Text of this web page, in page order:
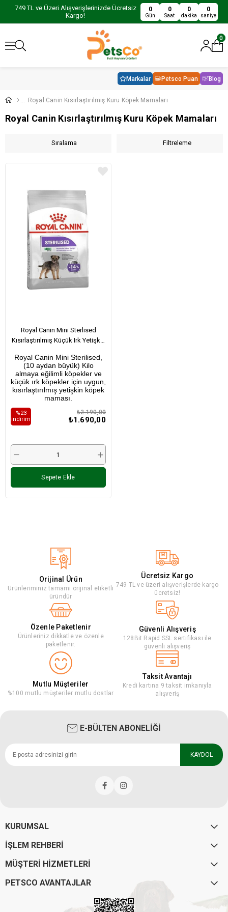
749 TL ve Üzeri Alışverişlerinizde Ücretsiz
Kargo!
0
Gün
0
Saat
0
dakika
0
saniye
0
Markalar Petsco Puan Blog
Royal Canin Kısırlaştırılmış Kuru Köpek Mamaları
Royal Canin Kısırlaştırılmış Kuru Köpek Mamaları
Filtreleme
Sıralama
Royal Canin Mini Sterlised
Kısırlaştırılmış Küçük Irk Yetişkin
Royal Canin Mini Sterilised,
(10 aydan büyük) Kilo
almaya eğilimli köpekler ve
küçük ırk köpekler için uygun,
kısırlaştırılmış yetişkin köpek
maması.
₺1.690,00
₺2.190,00
%23
i̇ndirim
Sepete Ekle
Orijinal Ürün
Ürünleriminiz tamamı orijinal etiketli
üründür
Ücretsiz Kargo
749 TL ve üzeri alışverişlerde kargo
ücretsiz!
Özenle Paketlenir
Ürünleriniz dikkatle ve özenle
paketlenir.
Güvenli Alışveriş
128Bit Rapid SSL sertifikası ile
güvenli alışveriş
Mutlu Müşteriler
%100 mutlu müşteriler mutlu dostlar
Taksit Avantajı
Kredi kartına 9 taksit imkanıyla
alışveriş
E-BÜLTEN ABONELİĞİ
KAYDOL
KURUMSAL
İŞLEM REHBERİ
MÜŞTERİ HİZMETLERİ
PETSCO AVANTAJLAR